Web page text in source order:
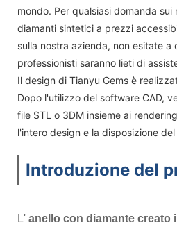
mondo. Per qualsiasi domanda sui
diamanti sintetici a prezzi
sulla nostra azienda, non esitate
professionisti saranno lieti di
Il design di Tianyu Gems è
Dopo l'utilizzo del software CAD,
file STL o 3DM insieme ai
l'intero design e la disposizione del
Introduzione del
L' anello con diamante creato